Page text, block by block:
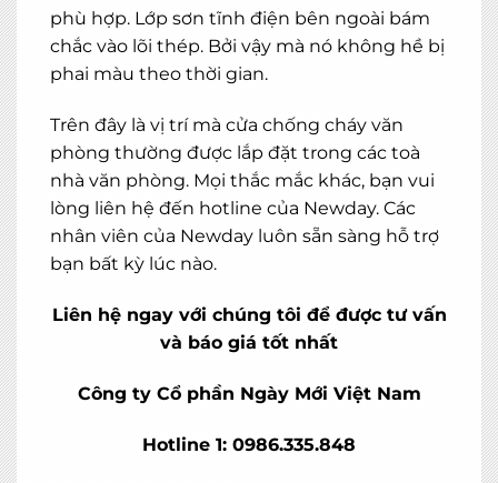
phù hợp. Lớp sơn tĩnh điện bên ngoài bám
chắc vào lõi thép. Bởi vậy mà nó không hề bị
phai màu theo thời gian.
Trên đây là vị trí mà cửa chống cháy văn
phòng thường được lắp đặt trong các toà
nhà văn phòng. Mọi thắc mắc khác, bạn vui
lòng liên hệ đến hotline của Newday. Các
nhân viên của Newday luôn sẵn sàng hỗ trợ
bạn bất kỳ lúc nào.
Liên hệ ngay với chúng tôi để được tư vấn
và báo giá tốt nhất
Công ty Cổ phần Ngày Mới Việt Nam
Hotline 1: 0986.335.848